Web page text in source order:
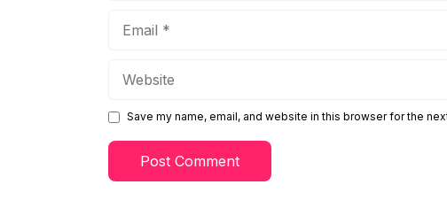
Save my name, email, and website in this browser for the